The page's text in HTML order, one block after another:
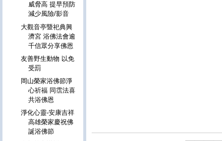
威脅高 提早預防
減少風險/影音
大觀音亭暨祀典興
濟宮 浴佛法會逾
千信眾分享佛恩
友善野生動物 以免
受罰
岡山榮家浴佛節淨
心祈福 同霑法喜
共浴佛恩
淨化心靈-安康吉祥
高雄榮家慶祝佛
誕浴佛節